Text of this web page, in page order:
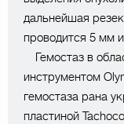
дальнейшая
проводится 5 мм
⠀ Гемостаз в
инструментом
гемостаза рана
пластиной